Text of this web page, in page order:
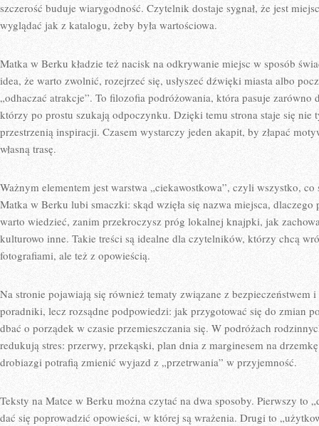
szczerość buduje wiarygodność. Czytelnik dostaje sygnał, że jest
wyglądać jak z katalogu, żeby była wartościowa.
Matka w Berku kładzie też nacisk na odkrywanie miejsc w sposób
idea, że warto zwolnić, rozejrzeć się, usłyszeć dźwięki miasta albo
„odhaczać atrakcje”. To filozofia podróżowania, która pasuje
którzy po prostu szukają odpoczynku. Dzięki temu strona staje się nie
przestrzenią inspiracji. Czasem wystarczy jeden akapit, by złapać
własną trasę.
Ważnym elementem jest warstwa „ciekawostkowa”, czyli wszystko,
Matka w Berku lubi smaczki: skąd wzięła się nazwa miejsca,
warto wiedzieć, zanim przekroczysz próg lokalnej knajpki, jak
kulturowo inne. Takie treści są idealne dla czytelników, którzy chcą
fotografiami, ale też z opowieścią.
Na stronie pojawiają się również tematy związane z bezpieczeństwem
poradniki, lecz rozsądne podpowiedzi: jak przygotować się do zmian
dbać o porządek w czasie przemieszczania się. W podróżach
redukują stres: przerwy, przekąski, plan dnia z marginesem na
drobiazgi potrafią zmienić wyjazd z „przetrwania” w przyjemność.
Teksty na Matce w Berku można czytać na dwa sposoby. Pierwszy to
dać się poprowadzić opowieści, w której są wrażenia. Drugi to